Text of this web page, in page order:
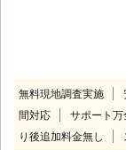
無料現地調査実施
間対応
サポート万
り後追加料金無し